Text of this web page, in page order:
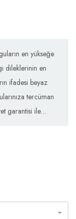
en yükseğe
dileklerinin en
ifadesi beyaz
tercüman
garantisi ile…